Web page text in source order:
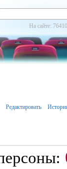
На сайте:
Редактировать